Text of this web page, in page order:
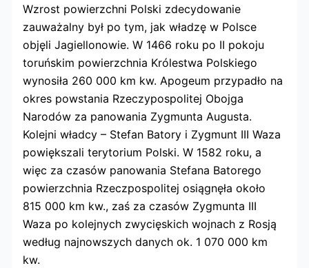
Wzrost powierzchni Polski zdecydowanie
zauważalny był po tym, jak władzę w Polsce
objęli Jagiellonowie. W 1466 roku po II pokoju
toruńskim powierzchnia Królestwa Polskiego
wynosiła 260 000 km kw. Apogeum przypadło na
okres powstania Rzeczypospolitej Obojga
Narodów za panowania Zygmunta Augusta.
Kolejni władcy – Stefan Batory i Zygmunt III Waza
powiększali terytorium Polski. W 1582 roku, a
więc za czasów panowania Stefana Batorego
powierzchnia Rzeczpospolitej osiągnęła około
815 000 km kw., zaś za czasów Zygmunta III
Waza po kolejnych zwycięskich wojnach z Rosją
według najnowszych danych ok. 1 070 000 km
kw.